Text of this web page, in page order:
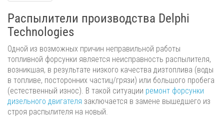
Распылители производства Delphi
Technologies
Одной из возможных причин неправильной работы
топливной форсунки является неисправность распылителя,
возникшая, в результате низкого качества дизтоплива (воды
в топливе, посторонних частиц/грязи) или большого пробега
(естественный износ). В такой ситуации ремонт форсунки
дизельного двигателя заключается в замене вышедшего из
строя распылителя на новый.